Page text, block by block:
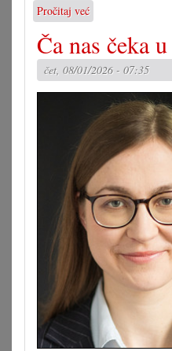
Pročitaj već
»Folišne
torbe«
u
Klimpuhu
Ča nas čeka
čet, 08/01/2026 - 07:35